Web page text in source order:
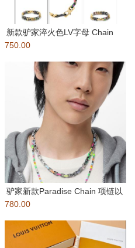
新款驴家淬火色LV字母 Chain
Links Patche
750.00
驴家新款Paradise Chain 项链以
彩虹色调和潮流理
780.00